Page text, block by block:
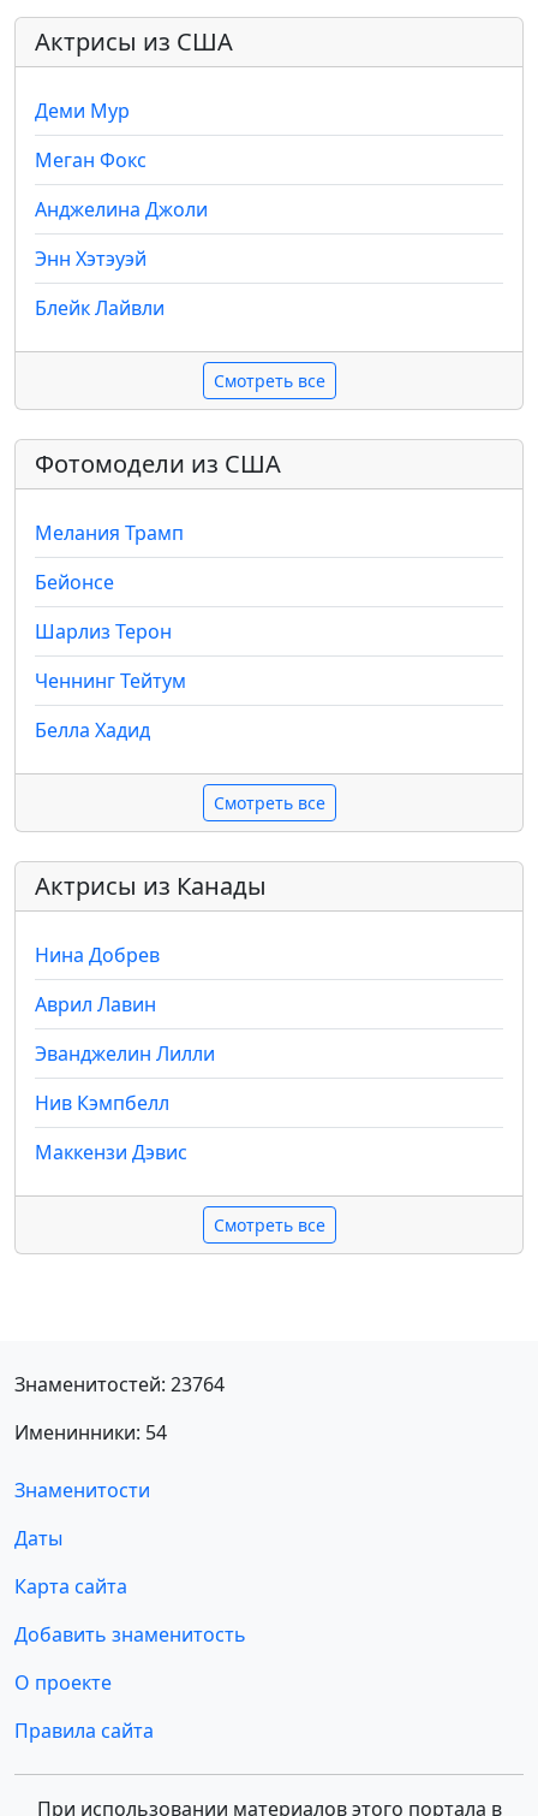
Актрисы из США
Деми Мур
Меган Фокс
Анджелина Джоли
Энн Хэтэуэй
Блейк Лайвли
Смотреть все
Фотомодели из США
Мелания Трамп
Бейонсе
Шарлиз Терон
Ченнинг Тейтум
Белла Хадид
Смотреть все
Актрисы из Канады
Нина Добрев
Аврил Лавин
Эванджелин Лилли
Нив Кэмпбелл
Маккензи Дэвис
Смотреть все
Знаменитостей: 23764
Именинники: 54
Знаменитости
Даты
Карта сайта
Добавить знаменитость
О проекте
Правила сайта
При использовании материалов этого портала в